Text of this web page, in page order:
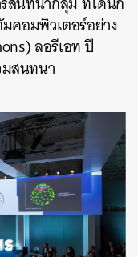
อมพิวเตอร์อย่าง
ลอรีเอท ปี
มสนทนา